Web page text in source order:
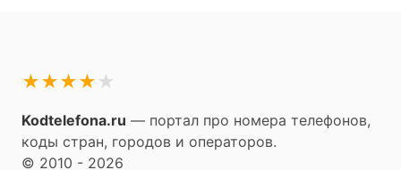
★
★
★
★
★
Kodtelefona.ru — портал про номера телефонов,
коды стран, городов и операторов.
© 2010 - 2026